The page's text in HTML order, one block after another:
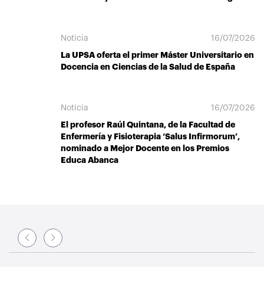
Noticia
16/07/2026
La UPSA oferta el primer Máster Universitario en
Docencia en Ciencias de la Salud de España
Noticia
16/07/2026
El profesor Raúl Quintana, de la Facultad de
Enfermería y Fisioterapia ‘Salus Infirmorum’,
nominado a Mejor Docente en los Premios
Educa Abanca